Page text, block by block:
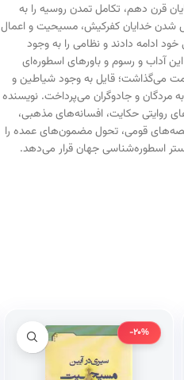
قرن دهم، تکامل تمدن روسیه را به
شدن خدایان کفرکیش، مسیحیت و اعمال
ادامه دادند و نظامی را به وجود
آداب و رسوم و باورهای اسطوره‌ای
می‌گذاشت؛ قایل به وجود شیاطین و
مردگان و جادوگران می‌پرداخت. نویسنده
روایتی حکایت، افسانه‌های مذهبی،
قومی، تحول مضمون‌های عمده را
اسطوره‌شناسی جهان قرار می‌دهد.
-20%